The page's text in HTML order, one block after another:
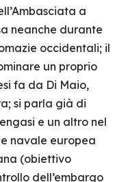
a
neanche durante
occidentali; il
un proprio
fa da Di Maio,
si parla già di
e un altro nel
navale europea
(obiettivo
dell’embargo